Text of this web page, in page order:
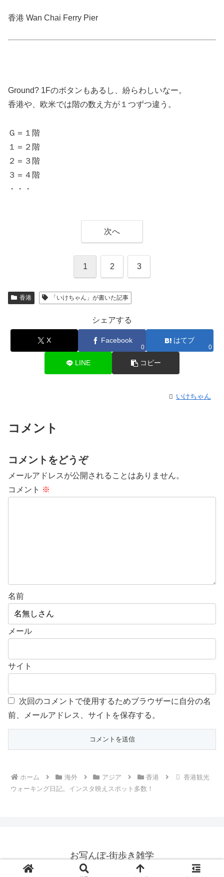
香港 Wan Chai Ferry Pier
Ground? 1Fのボタンもあるし、紛らわしいなー。
香港や、欧米では階の数え方が１つずつ違う。
Ｇ＝１階
１＝２階
２＝３階
３＝４階
・・・
次へ
1 2 3
香港 「いけちゃん」が書いた記事
シェアする
X Facebook
0
はてブ
0
LINE コピー
いけちゃん
コメント
コメントをどうぞ
メールアドレスが公開されることはありません。
コメント ※
名前
メール
サイト
次回のコメントで使用するためブラウザーに自分の名
前、メールアドレス、サイトを保存する。
ホーム 海外 アジア 香港
香港観光
ウォーキング日記。インスタ映えスポット多数！
お写んぽ-街歩き雑学
© 2010 お写んぽ-街歩き雑学.